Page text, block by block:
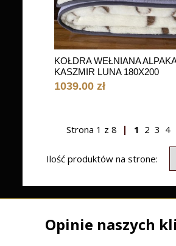
KOŁDRA WEŁNIANA
KASZMIR LUNA 180X200
1039.00 zł
Strona 1 z 8 1 2 3 4
Ilość produktów na strone:
Opinie naszych